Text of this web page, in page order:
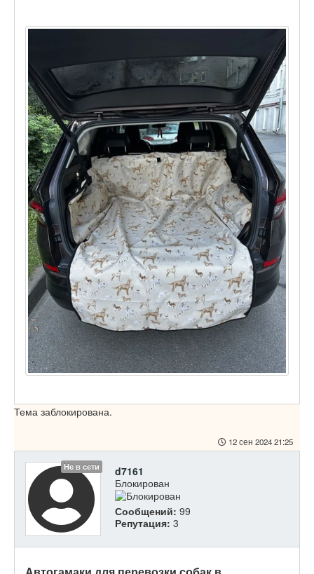
Тема заблокирована.
12 сен 2024 21:25
Не в сети
d7161
Блокирован
Сообщений: 99
Репутация: 3